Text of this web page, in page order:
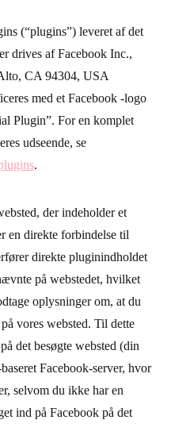
(“plugins”) leveret af det
drives af Facebook Inc.,
CA 94304, USA
med et Facebook -logo
Plugin”. For en komplet
udseende, se
.
der indeholder et
en direkte forbindelse til
direkte pluginindholdet
på webstedet, hvilket
oplysninger om, at du
vores websted. Til dette
det besøgte websted (din
Facebook-server, hvor
selvom du ikke har en
ind på Facebook på det